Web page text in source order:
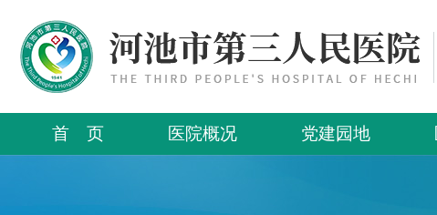
首 页 医院概况 党建园地